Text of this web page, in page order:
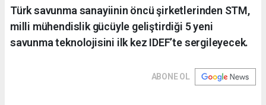
Türk savunma sanayiinin öncü şirketlerinden STM,
milli mühendislik gücüyle geliştirdiği 5 yeni
savunma teknolojisini ilk kez IDEF’te sergileyecek.
ABONE OL